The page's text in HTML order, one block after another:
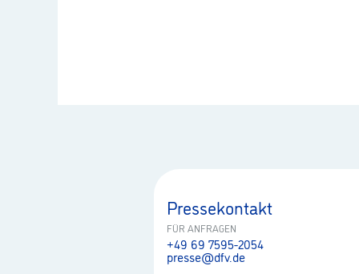
Pressekontakt
FÜR ANFRAGEN
+49 69 7595-2054
presse@dfv.de